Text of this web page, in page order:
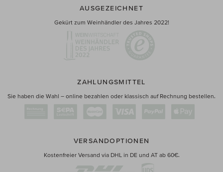
AUSGEZEICHNET
Gekürt zum Weinhändler des Jahres 2022!
ZAHLUNGSMITTEL
Sie haben die Wahl – online bezahlen oder klassisch auf Rechnung bestellen.
VERSANDOPTIONEN
Kostenfreier Versand via DHL in DE und AT ab 60€.